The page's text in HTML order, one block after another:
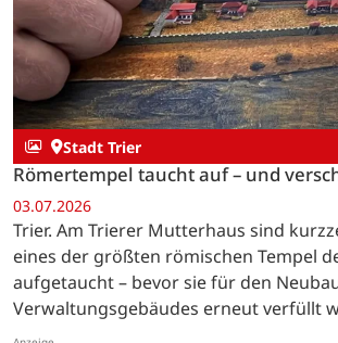
Stadt Trier
Römertempel taucht auf – und
03.07.2026
Trier. Am Trierer Mutterhaus sind
eines der größten römischen Tempel
aufgetaucht – bevor sie für den
Verwaltungsgebäudes erneut verfüllt